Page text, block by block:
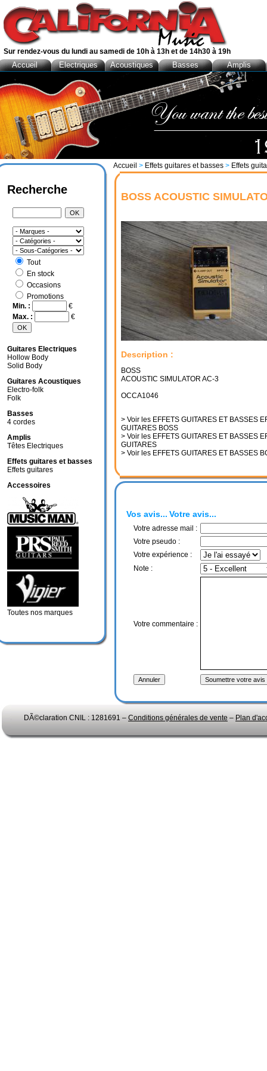
Accueil > Effets guitares et basses > Effets
BOSS ACOUSTIC
Description :
BOSS
ACOUSTIC SIMULATOR AC-3
OCCA1046
> Voir les EFFETS GUITARES ET BASSES
GUITARES BOSS
> Voir les EFFETS GUITARES ET BASSES
GUITARES
> Voir les EFFETS GUITARES ET BASSES
Vos avis... Votre avis...
Votre adresse mail :
Votre pseudo :
Votre expérience :
Note :
Votre commentaire :
Recherche
Tout
En stock
Occasions
Promotions
Min. :
€
Max. :
€
Guitares Electriques
Hollow Body
Solid Body
Guitares Acoustiques
Electro-folk
Folk
Basses
4 cordes
Amplis
Têtes Electriques
Effets guitares et basses
Effets guitares
Accessoires
Toutes nos marques
DÃ©claration CNIL : 1281691 – Conditions générales de vente – Plan
Sur rendez-vous du lundi au samedi de 10h à 13h et de 14h30 à 19h
Accueil Electriques Acoustiques Basses Amplis